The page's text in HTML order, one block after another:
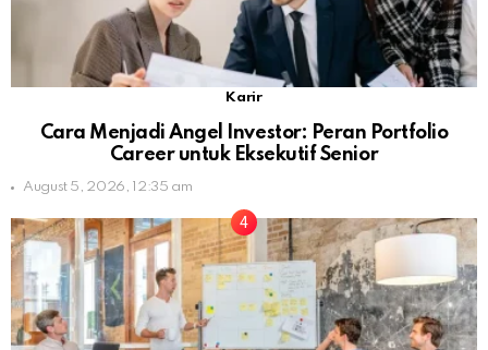
Karir
Cara Menjadi Angel Investor: Peran Portfolio
Career untuk Eksekutif Senior
August 5, 2026, 12:35 am